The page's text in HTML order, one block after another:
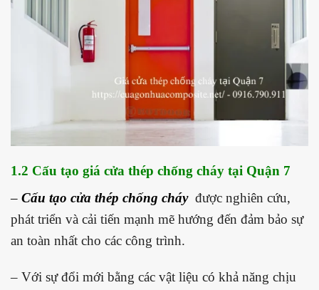
1.2 Cấu tạo giá cửa thép chống cháy tại Quận 7
– Cấu tạo cửa thép chống cháyđược nghiên cứu,
phát triển và cải tiến mạnh mẽ hướng đến đảm bảo sự
an toàn nhất cho các công trình.
– Với sự đổi mới bằng các vật liệu có khả năng chịu